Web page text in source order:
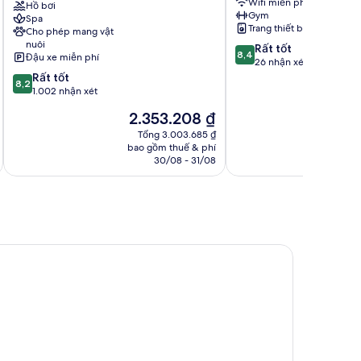
Leeuwenhorst
Noordwijkerhout
Hồ bơi
Spa
Cho phép mang vật
nuôi
Đậu xe miễn phí
8.2
trên
xét
8,2 Rất tốt
1.002 nhận xét
Giá
hiện
tại
2.353.208 ₫
2.353.208 ₫
Tổng 3.003.685 ₫
bao gồm thuế & phí
30/08 - 31/08
Zee
Gym
Trang thiết bị giặt ủi
8.4
trên
8,4 Rất tốt
26 nhận xét